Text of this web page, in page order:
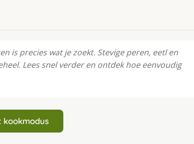
is precies wat je zoekt. Stevige peren, eetl en
Lees snel verder en ontdek hoe eenvoudig
kookmodus